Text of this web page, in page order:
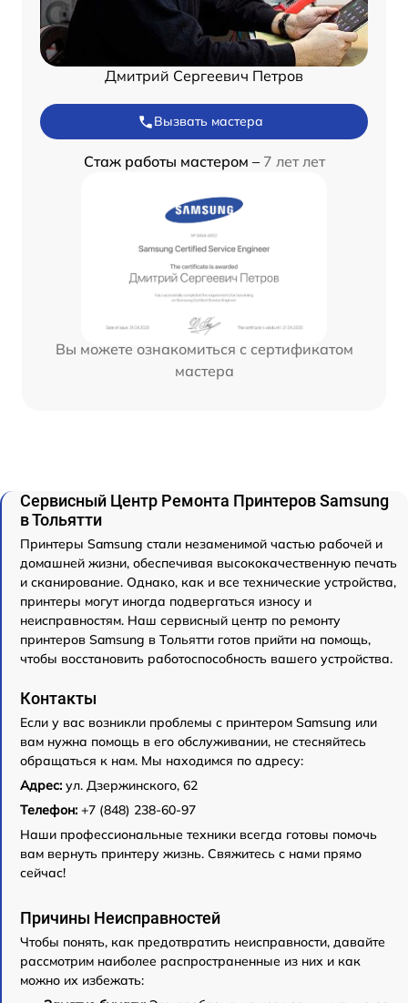
Дмитрий Сергеевич Петров
Вызвать мастера
Стаж работы мастером – 7 лет лет
Вы можете ознакомиться с сертификатом
мастера
Сервисный Центр Ремонта Принтеров Samsung
в Тольятти
Принтеры Samsung стали незаменимой частью рабочей и
домашней жизни, обеспечивая высококачественную печать
и сканирование. Однако, как и все технические устройства,
принтеры могут иногда подвергаться износу и
неисправностям. Наш сервисный центр по ремонту
принтеров Samsung в Тольятти готов прийти на помощь,
чтобы восстановить работоспособность вашего устройства.
Контакты
Если у вас возникли проблемы с принтером Samsung или
вам нужна помощь в его обслуживании, не стесняйтесь
обращаться к нам. Мы находимся по адресу:
Адрес: ул. Дзержинского, 62
Телефон: +7 (848) 238-60-97
Наши профессиональные техники всегда готовы помочь
вам вернуть принтеру жизнь. Свяжитесь с нами прямо
сейчас!
Причины Неисправностей
Чтобы понять, как предотвратить неисправности, давайте
рассмотрим наиболее распространенные из них и как
можно их избежать: